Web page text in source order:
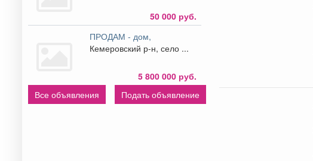
50 000 руб.
ПРОДАМ - дом,
Кемеровский р-н, село ...
5 800 000 руб.
Все объявления
Подать объявление